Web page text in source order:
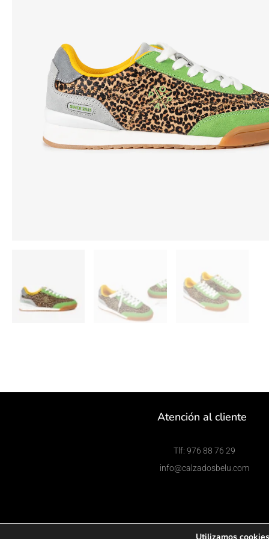
Atención al cliente
Tlf: 976 88 76 29
info@calzadosbelu.com